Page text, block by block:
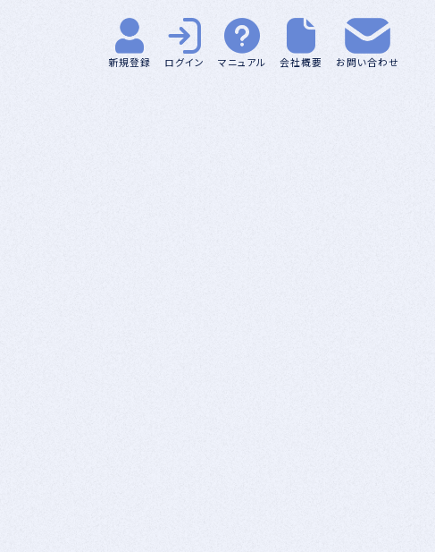
新規登録 ログイン マニュアル 会社概要 お問い合わせ